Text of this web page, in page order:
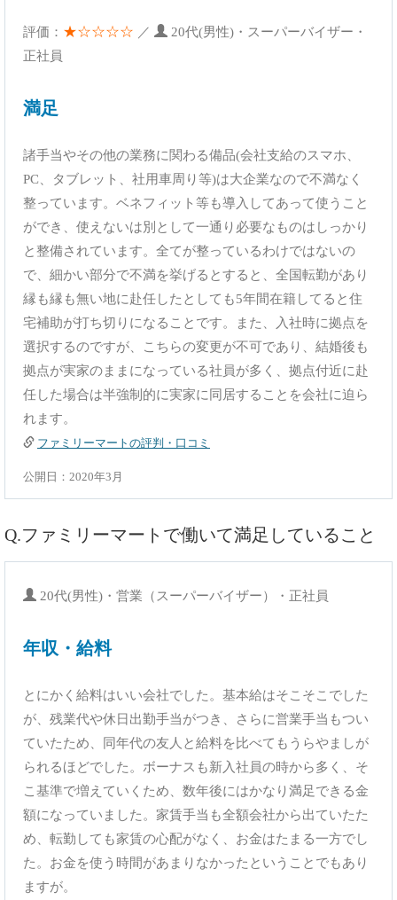
評価： ★☆☆☆☆ ／
20代(男性)・スーパーバイザー・
正社員
満足
諸手当やその他の業務に関わる備品(会社支給のスマホ、
PC、タブレット、社用車周り等)は大企業なので不満なく
整っています。ベネフィット等も導入してあって使うこと
ができ、使えないは別として一通り必要なものはしっかり
と整備されています。全てが整っているわけではないの
で、細かい部分で不満を挙げるとすると、全国転勤があり
縁も縁も無い地に赴任したとしても5年間在籍してると住
宅補助が打ち切りになることです。また、入社時に拠点を
選択するのですが、こちらの変更が不可であり、結婚後も
拠点が実家のままになっている社員が多く、拠点付近に赴
任した場合は半強制的に実家に同居することを会社に迫ら
れます。
ファミリーマートの評判・口コミ
公開日：2020年3月
Q.ファミリーマートで働いて満足していること
20代(男性)・営業（スーパーバイザー）・正社員
年収・給料
とにかく給料はいい会社でした。基本給はそこそこでした
が、残業代や休日出勤手当がつき、さらに営業手当もつい
ていたため、同年代の友人と給料を比べてもうらやましが
られるほどでした。ボーナスも新入社員の時から多く、そ
こ基準で増えていくため、数年後にはかなり満足できる金
額になっていました。家賃手当も全額会社から出ていたた
め、転勤しても家賃の心配がなく、お金はたまる一方でし
た。お金を使う時間があまりなかったということでもあり
ますが。